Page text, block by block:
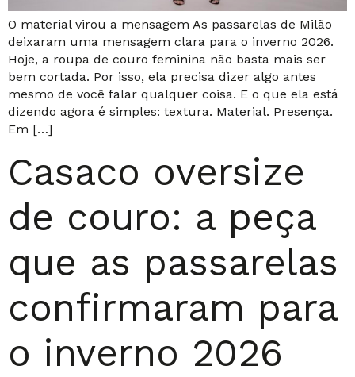
O material virou a mensagem As passarelas de Milão
deixaram uma mensagem clara para o inverno 2026.
Hoje, a roupa de couro feminina não basta mais ser
bem cortada. Por isso, ela precisa dizer algo antes
mesmo de você falar qualquer coisa. E o que ela está
dizendo agora é simples: textura. Material. Presença.
Em […]
Casaco oversize
de couro: a peça
que as passarelas
confirmaram para
o inverno 2026